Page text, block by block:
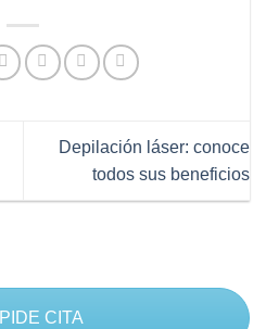
Depilación láser: conoce
todos sus beneficios
PIDE CITA